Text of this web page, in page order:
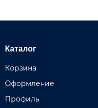
Каталог
Корзина
Оформление
Профиль